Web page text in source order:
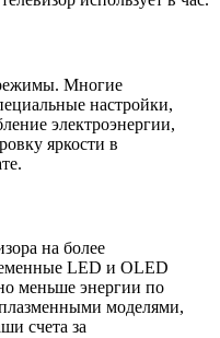
Многие
настройки,
электроэнергии,
яркости в
на более
LED и OLED
меньше энергии по
моделями,
счета за